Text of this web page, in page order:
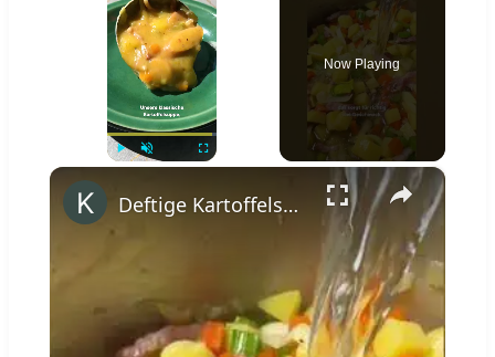
Now Playing
×
Deftige Kartoffelsuppe wie von Oma #shorts